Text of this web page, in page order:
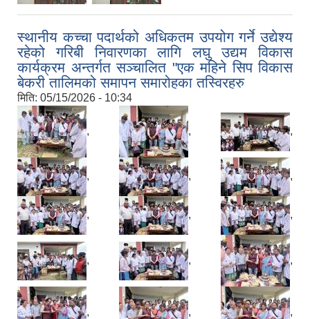
स्थानीय कच्चा पदार्थको अधिकतम उपयोग गर्ने उद्येश्य
रहेको गरिबी निवारणका लागि लघु उद्यम विकास
कार्यक्रम अन्तर्गत सञ्चालित "एक महिने सिप विकास
बेकरी तालिमको समापन समारोहका तस्विरहरु
मिति: 05/15/2026 - 10:34
, , ,
, , ,
, , ,
, , ,
, , ,